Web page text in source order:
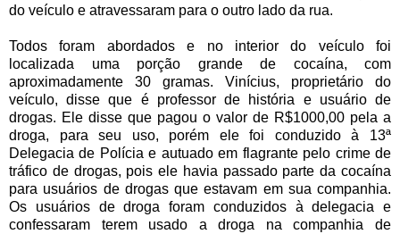
do veículo e atravessaram para o outro lado da rua.
Todos foram abordados e no interior do veículo foi
localizada uma porção grande de cocaína, com
aproximadamente 30 gramas. Vinícius, proprietário do
veículo, disse que é professor de história e usuário de
drogas. Ele disse que pagou o valor de R$1000,00 pela a
droga, para seu uso, porém ele foi conduzido à 13ª
Delegacia de Polícia e autuado em flagrante pelo crime de
tráfico de drogas, pois ele havia passado parte da cocaína
para usuários de drogas que estavam em sua companhia.
Os usuários de droga foram conduzidos à delegacia e
confessaram terem usado a droga na companhia de